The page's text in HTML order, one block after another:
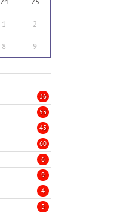
1 2
8 9
36
53
45
60
6
9
4
5